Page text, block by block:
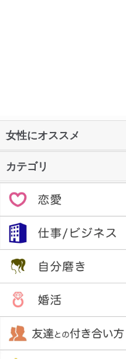
女性にオススメ
カテゴリ